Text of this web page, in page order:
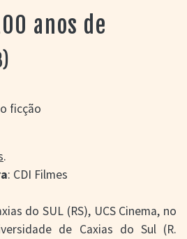
anos de
ficção
.
: CDI Filmes
do SUL (RS), UCS Cinema, no
de Caxias do Sul (R.